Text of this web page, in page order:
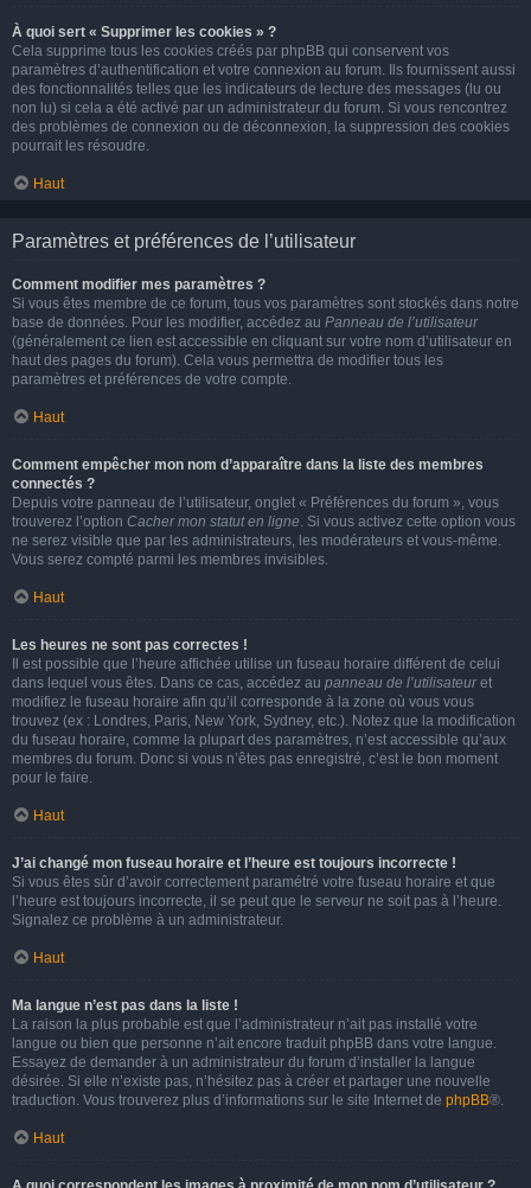
À quoi sert « Supprimer les cookies » ?
Cela supprime tous les cookies créés par phpBB qui conservent vos
paramètres d’authentification et votre connexion au forum. Ils fournissent aussi
des fonctionnalités telles que les indicateurs de lecture des messages (lu ou
non lu) si cela a été activé par un administrateur du forum. Si vous rencontrez
des problèmes de connexion ou de déconnexion, la suppression des cookies
pourrait les résoudre.
Haut
Paramètres et préférences de l’utilisateur
Comment modifier mes paramètres ?
Si vous êtes membre de ce forum, tous vos paramètres sont stockés dans notre
base de données. Pour les modifier, accédez au Panneau de l’utilisateur
(généralement ce lien est accessible en cliquant sur votre nom d’utilisateur en
haut des pages du forum). Cela vous permettra de modifier tous les
paramètres et préférences de votre compte.
Haut
Comment empêcher mon nom d’apparaître dans la liste des membres
connectés ?
Depuis votre panneau de l’utilisateur, onglet « Préférences du forum », vous
trouverez l’option Cacher mon statut en ligne. Si vous activez cette option vous
ne serez visible que par les administrateurs, les modérateurs et vous-même.
Vous serez compté parmi les membres invisibles.
Haut
Les heures ne sont pas correctes !
Il est possible que l’heure affichée utilise un fuseau horaire différent de celui
dans lequel vous êtes. Dans ce cas, accédez au panneau de l’utilisateuret
modifiez le fuseau horaire afin qu’il corresponde à la zone où vous vous
trouvez (ex : Londres, Paris, New York, Sydney, etc.). Notez que la modification
du fuseau horaire, comme la plupart des paramètres, n’est accessible qu’aux
membres du forum. Donc si vous n’êtes pas enregistré, c’est le bon moment
pour le faire.
Haut
J’ai changé mon fuseau horaire et l’heure est toujours incorrecte !
Si vous êtes sûr d’avoir correctement paramétré votre fuseau horaire et que
l’heure est toujours incorrecte, il se peut que le serveur ne soit pas à l’heure.
Signalez ce problème à un administrateur.
Haut
Ma langue n’est pas dans la liste !
La raison la plus probable est que l’administrateur n’ait pas installé votre
langue ou bien que personne n’ait encore traduit phpBB dans votre langue.
Essayez de demander à un administrateur du forum d’installer la langue
désirée. Si elle n’existe pas, n’hésitez pas à créer et partager une nouvelle
traduction. Vous trouverez plus d’informations sur le site Internet de phpBB®.
Haut